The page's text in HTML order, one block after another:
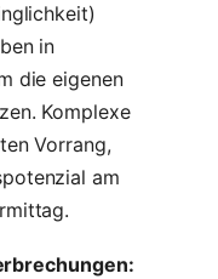
in
die eigenen
Komplexe
Vorrang,
am